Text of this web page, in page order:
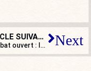
ARTICLE SUIVANT
Un débat ouvert : les traites arabo-négrière et atlantique sont-elles comparables ? Next